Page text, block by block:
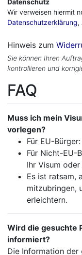
Datenschutz
Wir verweisen hiermit
Datenschutzerklärung,
Hinweis zum
Sie können Ihren
kontrollieren und
FAQ
Muss ich mein
vorlegen?
Für EU-
Für Nicht-EU-
Ihr Visum
Es ist ratsam,
mitzubringen,
erleichtern.
Wird die gesuchte
informiert?
Die Information der